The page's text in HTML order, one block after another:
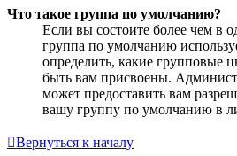
Что такое группа по умолчанию?
Если вы состоите более чем в
группа по умолчанию
определить, какие групповые
быть вам присвоены.
может предоставить вам
вашу группу по умолчанию в
Вернуться к началу